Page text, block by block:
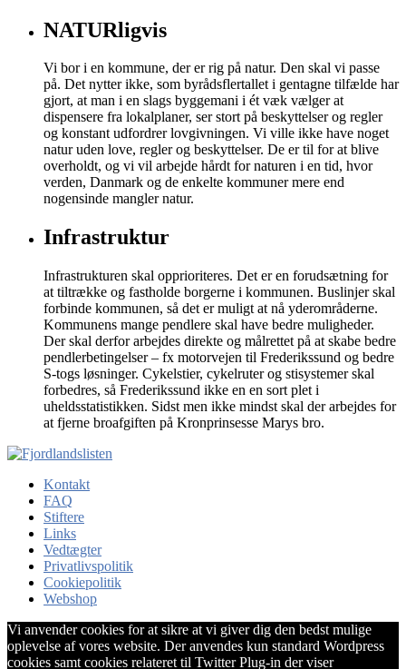
NATURligvis
Vi bor i en kommune, der er rig på natur. Den skal vi passe
på. Det nytter ikke, som byrådsflertallet i gentagne tilfælde har
gjort, at man i en slags byggemani i ét væk vælger at
dispensere fra lokalplaner, ser stort på beskyttelser og regler
og konstant udfordrer lovgivningen. Vi ville ikke have noget
natur uden love, regler og beskyttelser. De er til for at blive
overholdt, og vi vil arbejde hårdt for naturen i en tid, hvor
verden, Danmark og de enkelte kommuner mere end
nogensinde mangler natur.
Infrastruktur
Infrastrukturen skal opprioriteres. Det er en forudsætning for
at tiltrække og fastholde borgerne i kommunen. Buslinjer skal
forbinde kommunen, så det er muligt at nå yderområderne.
Kommunens mange pendlere skal have bedre muligheder.
Der skal derfor arbejdes direkte og målrettet på at skabe bedre
pendlerbetingelser – fx motorvejen til Frederikssund og bedre
S-togs løsninger. Cykelstier, cykelruter og stisystemer skal
forbedres, så Frederikssund ikke en en sort plet i
uheldsstatistikken. Sidst men ikke mindst skal der arbejdes for
at fjerne broafgiften på Kronprinsesse Marys bro.
Kontakt
FAQ
Stiftere
Links
Vedtægter
Privatlivspolitik
Cookiepolitik
Webshop
Vi anvender cookies for at sikre at vi giver dig den bedst mulige
oplevelse af vores website. Der anvendes kun standard Wordpress
cookies samt cookies relateret til Twitter Plug-in der viser